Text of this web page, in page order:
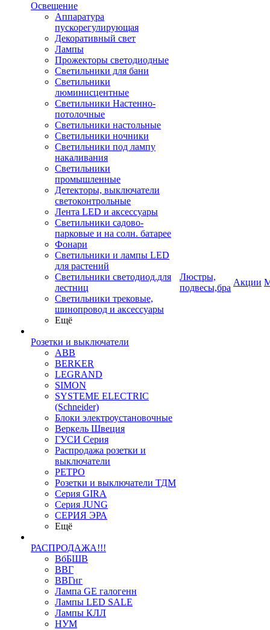
Освещение
Аппаратура
пускорегулирующая
Декоративный свет
Лампы
Прожекторы светодиодные
Светильники для бани
Светильники
люминисцентные
Светильники Настенно-
потолочные
Светильники настольные
Светильники ночники
Светильники под лампу
накаливания
Светильники
промышленные
Детекторы, выключатели
светоконтрольные
Лента LED и аксессуары
Светильники садово-
парковые и на солн. батарее
Фонари
Светильники и лампы LED
для растений
Светильники светодиод.для
лестниц
Светильники трековые,
шинопровод и аксессуары
Ещё
Розетки и выключатели
ABB
BERKER
LEGRAND
SIMON
SYSTEME ELECTRIC
(Schneider)
Блоки электроустановочные
Веркель Швеция
ГУСИ Серия
Распродажа розетки и
выключатели
РЕТРО
Розетки и выключатели ТДМ
Серия GIRA
Серия JUNG
СЕРИЯ ЭРА
Ещё
РАСПРОДАЖА!!!
ВбБШВ
ВВГ
ВВГнг
Лампа GE галогенн
Лампы LED SALE
Лампы КЛЛ
НУМ
Люстры,
подвесы,бра
Акции